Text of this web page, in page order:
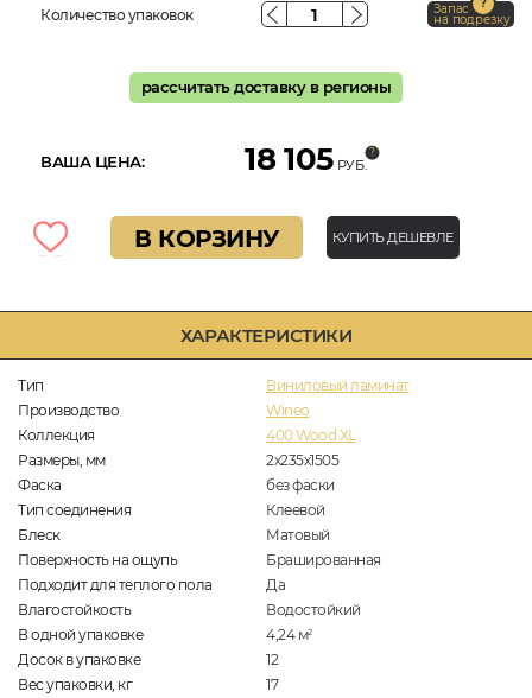
ХАРАКТЕРИСТИКИ
Тип
Виниловый ламинат
Производство
Wineo
Коллекция
400 Wood XL
Размеры, мм
2х235х1505
Фаска
без фаски
Тип соединения
Клеевой
Блеск
Матовый
Поверхность на ощупь
Брашированная
Подходит для теплого пола
Да
Влагостойкость
Водостойкий
В одной упаковке
4,24 м2
Досок в упаковке
12
Вес упаковки, кг
17
Количество упаковок Запас
на подрезку
рассчитать доставку в регионы
ВАША ЦЕНА: 18 105 РУБ.
В КОРЗИНУ КУПИТЬ ДЕШЕВЛЕ